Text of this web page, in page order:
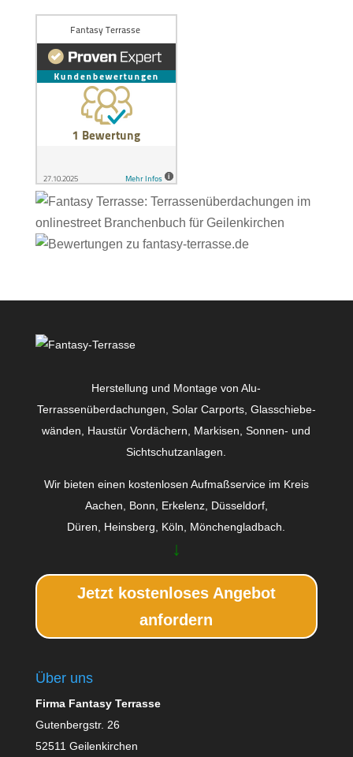
Herstellung und Montage von Alu-
Terrassenüberdachungen, Solar Carports, Glas­schiebe­
wänden, Haustür Vordächern, Markisen, Sonnen- und
Sichtschutzanlagen.
Wir bieten einen kostenlosen Aufmaßservice im Kreis
Aachen, Bonn, Erkelenz, Düsseldorf,
Düren, Heinsberg, Köln, Mönchengladbach.
↓
Jetzt kostenloses Angebot
anfordern
Über uns
Firma Fantasy Terrasse
Gutenbergstr. 26
52511 Geilenkirchen